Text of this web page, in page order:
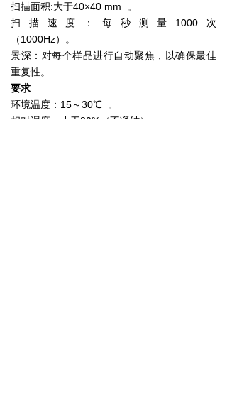
扫描面积:大于40×40 mm 。
扫描速度：每秒测量1000次
（1000Hz）。
景深：对每个样品进行自动聚焦，以确保最佳
重复性。
要求
环境温度：15～30℃ 。
相对湿度：小于80%（不凝结）。